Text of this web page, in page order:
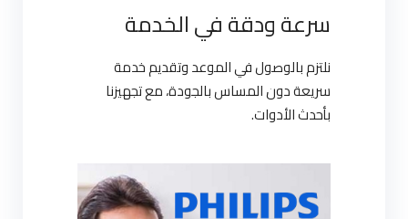
سرعة ودقة في الخدمة
نلتزم بالوصول في الموعد وتقديم خدمة
سريعة دون المساس بالجودة، مع تجهيزنا
بأحدث الأدوات.